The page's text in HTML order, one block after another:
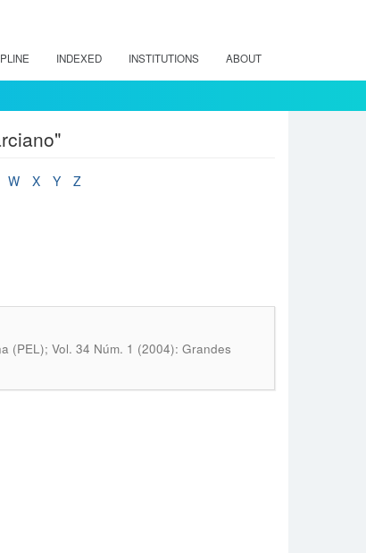
INDEXED INSTITUTIONS ABOUT
W X Y
Z
(PEL); Vol. 34 Núm. 1 (2004): Grandes